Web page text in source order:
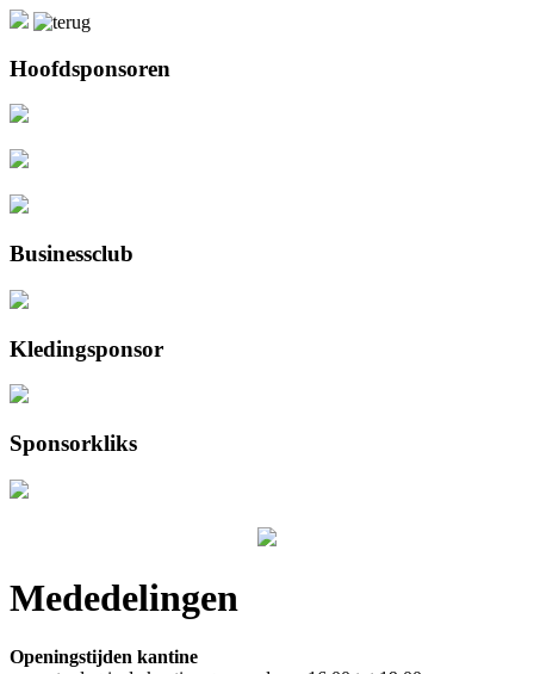
Hoofdsponsoren
Businessclub
Kledingsponsor
Sponsorkliks
Mededelingen
Openingstijden kantine